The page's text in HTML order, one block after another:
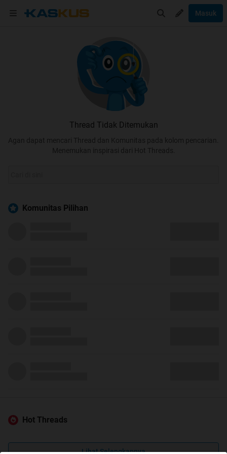
Masuk
Thread Tidak Ditemukan
Agan dapat mencari Thread dan Komunitas pada kolom pencarian.
Menemukan inspirasi dari Hot Threads.
Komunitas Pilihan
Hot Threads
Lihat Selengkapnya